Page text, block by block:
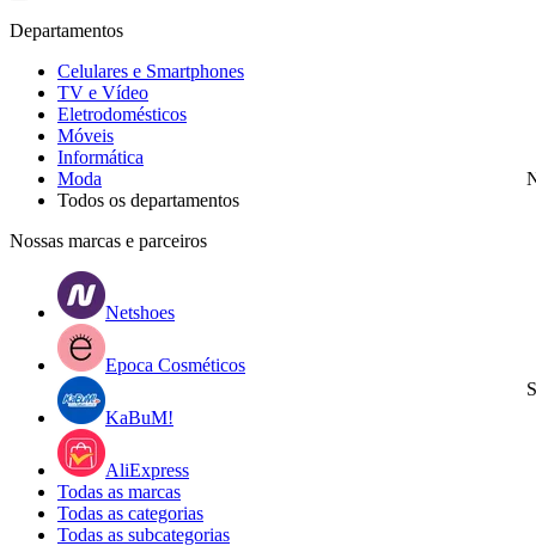
Departamentos
Celulares e Smartphones
TV e Vídeo
Eletrodomésticos
Móveis
Informática
Moda
Todos os departamentos
Nossas marcas e parceiros
Netshoes
Epoca Cosméticos
KaBuM!
AliExpress
Todas as marcas
Todas as categorias
Todas as subcategorias